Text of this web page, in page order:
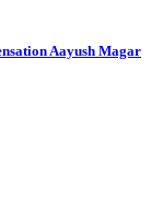
Aayush Magar